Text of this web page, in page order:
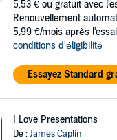
5,53 € ou gratuit avec
Renouvellement
5,99 €/mois après
conditions d'éligibilité
Essayez Standard
I Love Presentations
De :James Caplin